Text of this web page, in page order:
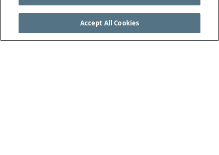
Accept All Cookies